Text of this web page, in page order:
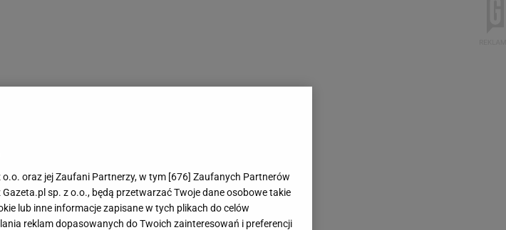
o.o. oraz jej Zaufani Partnerzy, w tym [676] Zaufanych Partnerów
sp. z o.o., będą przetwarzać Twoje dane osobowe takie
lub inne informacje zapisane w tych plikach do celów
reklam dopasowanych do Twoich zainteresowań i preferencji